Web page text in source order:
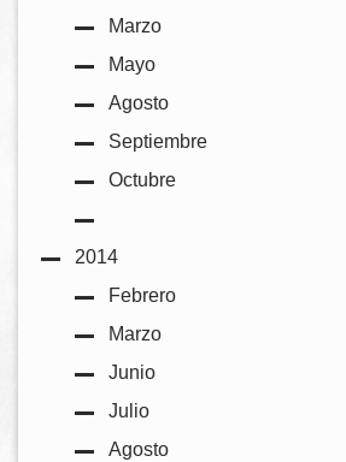
Marzo
Mayo
Agosto
Septiembre
Octubre
2014
Febrero
Marzo
Junio
Julio
Agosto